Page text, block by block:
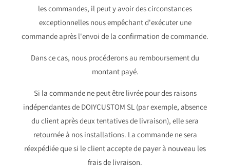
les commandes, il peut y avoir des circonstances
exceptionnelles nous empêchant d'exécuter une
commande après l'envoi de la confirmation de commande.
Dans ce cas, nous procéderons au remboursement du
montant payé.
Si la commande ne peut être livrée pour des raisons
indépendantes de DOIYCUSTOM SL (par exemple, absence
du client après deux tentatives de livraison), elle sera
retournée à nos installations. La commande ne sera
réexpédiée que si le client accepte de payer à nouveau les
frais de livraison.